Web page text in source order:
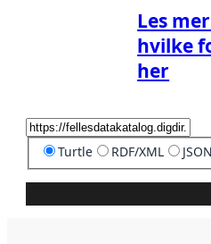
Les
hvilke
her
Turtle RDF/XML